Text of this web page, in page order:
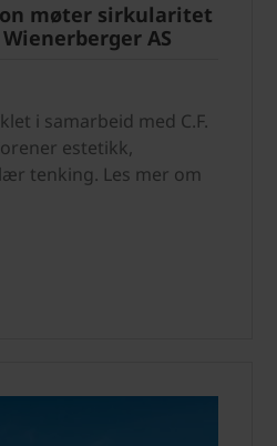
møter sirkularitet
AS
i samarbeid med C.F.
estetikk,
tenking. Les mer om